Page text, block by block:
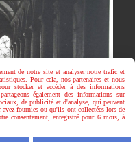
de notre site et analyser notre trafic et
Pour cela, nos partenaires et nous
stocker et accéder à des informations
également des informations sur
de publicité et d'analyse, qui peuvent
fournies ou qu'ils ont collectées lors de
consentement, enregistré pour 6 mois, à